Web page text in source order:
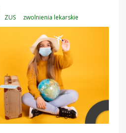
ZUS zwolnienia lekarskie